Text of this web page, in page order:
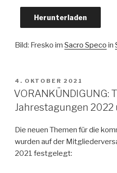
Herunterladen
Bild: Fresko im Sacro Speco in
VERÖFFENTLICHT
AM
4. OKTOBER 2021
VORANKÜNDIGUNG:
Jahrestagungen 2022
Die neuen Themen für die
wurden auf der
2021 festgelegt: